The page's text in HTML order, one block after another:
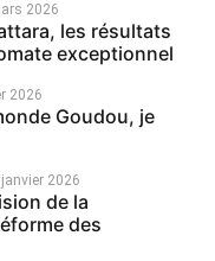
2026
les résultats
exceptionnel
2026
Goudou, je
2026
de la
des